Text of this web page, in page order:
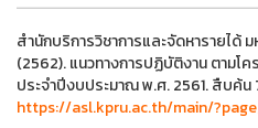
สำนักบริการวิชาการและจัดหารายได้
(2562). แนวทางการปฏิบัติงาน ตาม
ประจำปีงบประมาณ พ.ศ. 2561. สืบค้น
https://asl.kpru.ac.th/main/